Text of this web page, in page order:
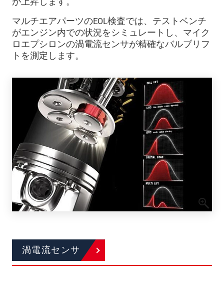
マルチエアパーツのEOL検査では、テストベンチ
がエンジン内での状況をシミュレートし、マイク
ロエプシロンの渦電流センサが精確なバルブリフ
トを測定します。
渦電流センサ